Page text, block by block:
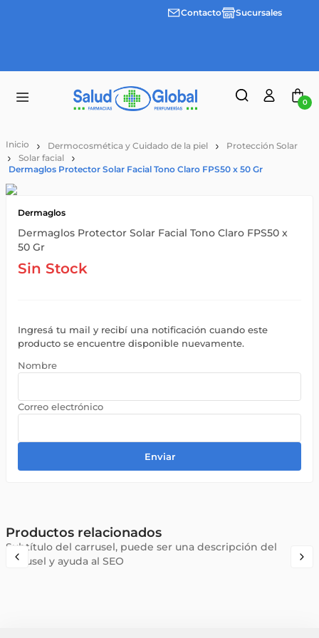
Envíos
Contacto Sucursales
0
Dermocosmética y Cuidado de la piel
Protección Solar
Solar facial
Dermaglos Protector Solar Facial Tono Claro FPS50 x 50 Gr
Dermaglos
Dermaglos Protector Solar Facial Tono Claro FPS50 x
50 Gr
Sin Stock
Ingresá tu mail y recibí una notificación cuando este
producto se encuentre disponible nuevamente.
Enviar
Productos relacionados
Subtítulo del carrusel, puede ser una descripción del
carrusel y ayuda al SEO